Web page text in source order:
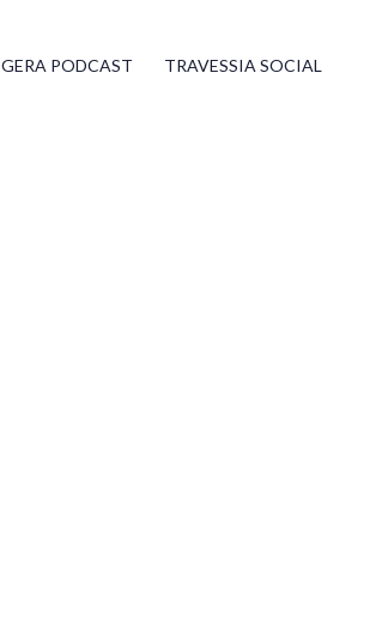
GERA PODCAST TRAVESSIA SOCIAL